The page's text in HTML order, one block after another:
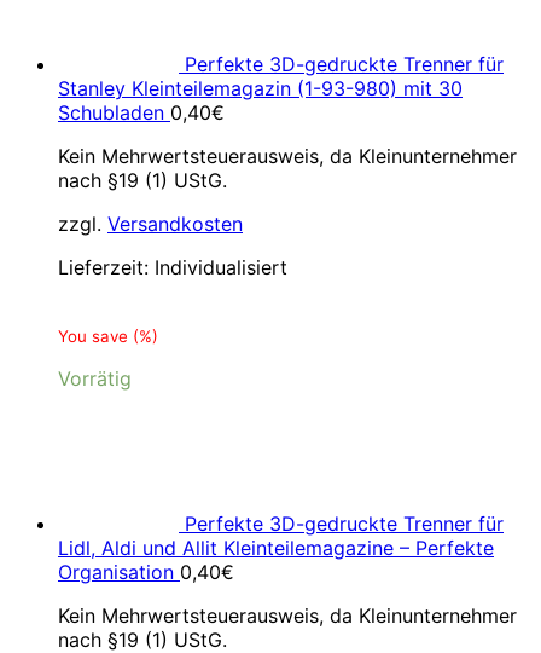
Perfekte 3D-gedruckte Trenner für
Stanley Kleinteilemagazin (1-93-980) mit 30
Schubladen 0,40€
Kein Mehrwertsteuerausweis, da Kleinunternehmer
nach §19 (1) UStG.
zzgl. Versandkosten
Lieferzeit: Individualisiert
You save (%)
Vorrätig
Perfekte 3D-gedruckte Trenner für
Lidl, Aldi und Allit Kleinteilemagazine – Perfekte
Organisation 0,40€
Kein Mehrwertsteuerausweis, da Kleinunternehmer
nach §19 (1) UStG.